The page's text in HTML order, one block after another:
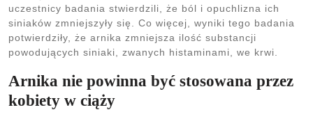
uczestnicy badania stwierdzili, że ból i opuchlizna ich
siniaków zmniejszyły się. Co więcej, wyniki tego badania
potwierdziły, że arnika zmniejsza ilość substancji
powodujących siniaki, zwanych histaminami, we krwi.
Arnika nie powinna być stosowana przez
kobiety w ciąży